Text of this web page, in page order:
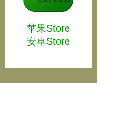
苹果Store
安卓Store